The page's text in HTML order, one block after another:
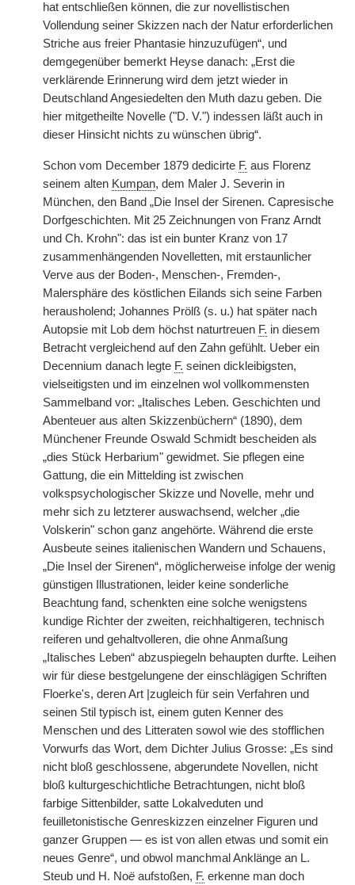
hat entschließen können, die zur novellistischen
Vollendung seiner Skizzen nach der Natur erforderlichen
Striche aus freier Phantasie hinzuzufügen“, und
demgegenüber bemerkt Heyse danach: „Erst die
verklärende Erinnerung wird dem jetzt wieder in
Deutschland Angesiedelten den Muth dazu geben. Die
hier mitgetheilte Novelle ("D. V.") indessen läßt auch in
dieser Hinsicht nichts zu wünschen übrig“.
Schon vom December 1879 dedicirte F. aus Florenz
seinem alten Kumpan, dem Maler J. Severin in
München, den Band „Die Insel der Sirenen. Capresische
Dorfgeschichten. Mit 25 Zeichnungen von Franz Arndt
und Ch. Krohn": das ist ein bunter Kranz von 17
zusammenhängenden Novelletten, mit erstaunlicher
Verve aus der Boden-, Menschen-, Fremden-,
Malersphäre des köstlichen Eilands sich seine Farben
herausholend; Johannes Prölß (s. u.) hat später nach
Autopsie mit Lob dem höchst naturtreuen F. in diesem
Betracht vergleichend auf den Zahn gefühlt. Ueber ein
Decennium danach legte F. seinen dickleibigsten,
vielseitigsten und im einzelnen wol vollkommensten
Sammelband vor: „Italisches Leben. Geschichten und
Abenteuer aus alten Skizzenbüchern“ (1890), dem
Münchener Freunde Oswald Schmidt bescheiden als
„dies Stück Herbarium" gewidmet. Sie pflegen eine
Gattung, die ein Mittelding ist zwischen
volkspsychologischer Skizze und Novelle, mehr und
mehr sich zu letzterer auswachsend, welcher „die
Volskerin" schon ganz angehörte. Während die erste
Ausbeute seines italienischen Wandern und Schauens,
„Die Insel der Sirenen“, möglicherweise infolge der wenig
günstigen Illustrationen, leider keine sonderliche
Beachtung fand, schenkten eine solche wenigstens
kundige Richter der zweiten, reichhaltigeren, technisch
reiferen und gehaltvolleren, die ohne Anmaßung
„Italisches Leben“ abzuspiegeln behaupten durfte. Leihen
wir für diese bestgelungene der einschlägigen Schriften
Floerke's, deren Art |zugleich für sein Verfahren und
seinen Stil typisch ist, einem guten Kenner des
Menschen und des Litteraten sowol wie des stofflichen
Vorwurfs das Wort, dem Dichter Julius Grosse: „Es sind
nicht bloß geschlossene, abgerundete Novellen, nicht
bloß kulturgeschichtliche Betrachtungen, nicht bloß
farbige Sittenbilder, satte Lokalveduten und
feuilletonistische Genreskizzen einzelner Figuren und
ganzer Gruppen — es ist von allen etwas und somit ein
neues Genre“, und obwol manchmal Anklänge an L.
Steub und H. Noë aufstoßen, F. erkenne man doch